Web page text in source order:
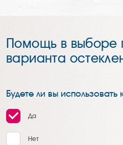
Помощь в выборе
варианта
Будете ли вы использовать
Да
Нет
Да
Нет
Да
Нет
Ламинация пвх-профиля
Цветные ручки